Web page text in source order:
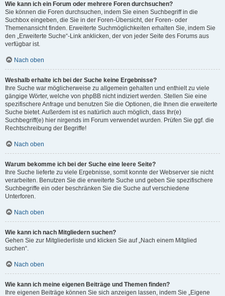
Wie kann ich ein Forum oder mehrere Foren durchsuchen?
Sie können die Foren durchsuchen, indem Sie einen Suchbegriff in die
Suchbox eingeben, die Sie in der Foren-Übersicht, der Foren- oder
Themenansicht finden. Erweiterte Suchmöglichkeiten erhalten Sie, indem Sie
den „Erweiterte Suche“-Link anklicken, der von jeder Seite des Forums aus
verfügbar ist.
Nach oben
Weshalb erhalte ich bei der Suche keine Ergebnisse?
Ihre Suche war möglicherweise zu allgemein gehalten und enthielt zu viele
gängige Wörter, welche von phpBB nicht indiziert werden. Stellen Sie eine
spezifischere Anfrage und benutzen Sie die Optionen, die Ihnen die erweiterte
Suche bietet. Außerdem ist es natürlich auch möglich, dass Ihr(e)
Suchbegriff(e) hier nirgends im Forum verwendet wurden. Prüfen Sie ggf. die
Rechtschreibung der Begriffe!
Nach oben
Warum bekomme ich bei der Suche eine leere Seite?
Ihre Suche lieferte zu viele Ergebnisse, somit konnte der Webserver sie nicht
verarbeiten. Benutzen Sie die erweiterte Suche und geben Sie spezifischere
Suchbegriffe ein oder beschränken Sie die Suche auf verschiedene
Unterforen.
Nach oben
Wie kann ich nach Mitgliedern suchen?
Gehen Sie zur Mitgliederliste und klicken Sie auf „Nach einem Mitglied
suchen“.
Nach oben
Wie kann ich meine eigenen Beiträge und Themen finden?
Ihre eigenen Beiträge können Sie sich anzeigen lassen, indem Sie „Eigene